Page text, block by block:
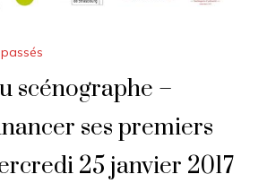
scénographe –
ses premiers
25 janvier 2017